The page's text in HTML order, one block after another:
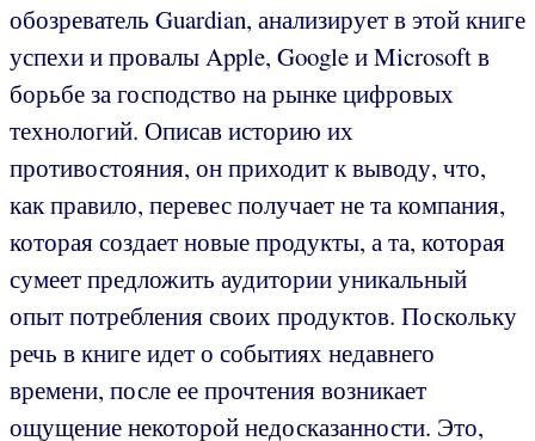
обозреватель Guardian, анализирует в этой книге
успехи и провалы Apple, Google и Microsoft в
борьбе за господство на рынке цифровых
технологий. Описав историю их
противостояния, он приходит к выводу, что,
как правило, перевес получает не та компания,
которая создает новые продукты, а та, которая
сумеет предложить аудитории уникальный
опыт потребления своих продуктов. Поскольку
речь в книге идет о событиях недавнего
времени, после ее прочтения возникает
ощущение некоторой недосказанности. Это,